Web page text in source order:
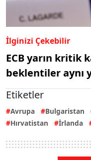
İlginizi Çekebilir
ECB yarın kritik
beklentiler aynı
Etiketler
Avrupa Bulgaristan
Hırvatistan
İrlanda